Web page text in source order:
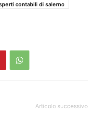
contabili di salerno
Articolo successivo